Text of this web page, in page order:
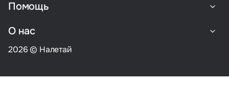
Помощь
О нас
2026 © Налетай